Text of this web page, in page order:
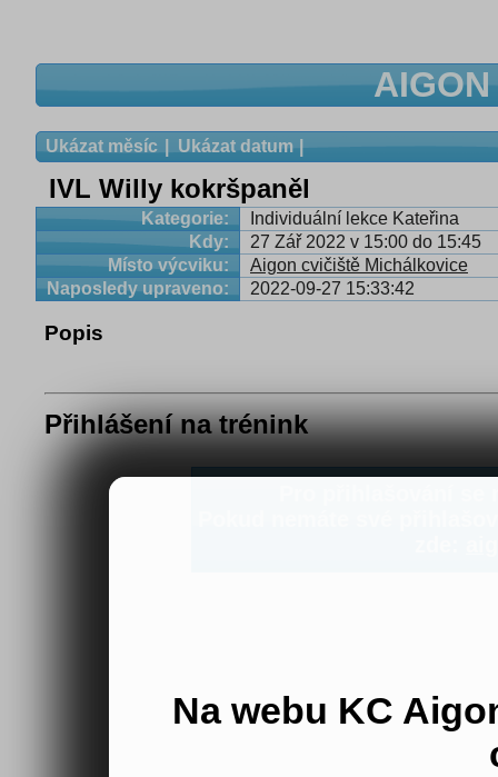
Na webu KC
Ukázat měsíc Ukázat datum
IVL Willy kokršpaněl
Kategorie:
Individuální lekce Kateřina
Kdy:
27 Zář 2022 v 15:00 do 15:45
Místo výcviku:
Aigon cvičiště Michálkovice
Naposledy upraveno:
2022-09-27 15:33:42
Popis
Přihlášení na trénink